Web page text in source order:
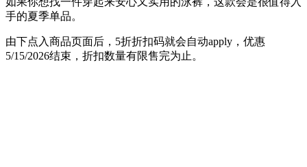
手的夏季单品。
由下点入商品页面后，5折折扣码就会自动apply，优惠
5/15/2026结束，折扣数量有限售完为止。